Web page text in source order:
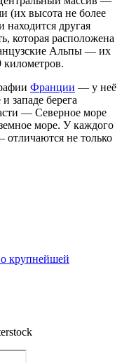
(их высота не более
другая
которая расположена
Альпы — их
километров.
Франции — у неё
западе берега
— Северное море
море. У каждого
отличаются не только
крупнейшей